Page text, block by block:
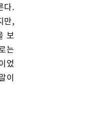
다.
만,
보
는
었
이